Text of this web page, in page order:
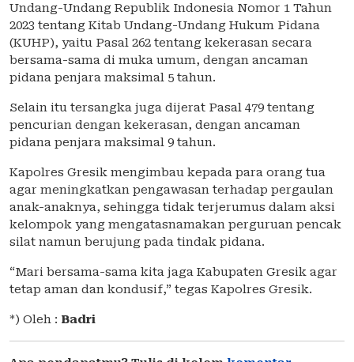
Undang-Undang Republik Indonesia Nomor 1 Tahun
2023 tentang Kitab Undang-Undang Hukum Pidana
(KUHP), yaitu Pasal 262 tentang kekerasan secara
bersama-sama di muka umum, dengan ancaman
pidana penjara maksimal 5 tahun.
Selain itu tersangka juga dijerat Pasal 479 tentang
pencurian dengan kekerasan, dengan ancaman
pidana penjara maksimal 9 tahun.
Kapolres Gresik mengimbau kepada para orang tua
agar meningkatkan pengawasan terhadap pergaulan
anak-anaknya, sehingga tidak terjerumus dalam aksi
kelompok yang mengatasnamakan perguruan pencak
silat namun berujung pada tindak pidana.
“Mari bersama-sama kita jaga Kabupaten Gresik agar
tetap aman dan kondusif,” tegas Kapolres Gresik.
*) Oleh : Badri